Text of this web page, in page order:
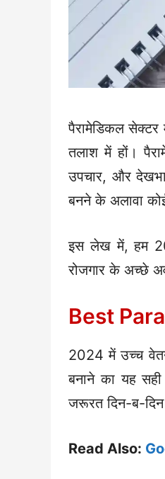
पैरामेडिकल
तलाश में हों।
उपचार, और
बनने के अलावा
इस लेख में, हम
रोजगार के अच्छे
Best
2024 में उच्च
बनाने का यह
जरूरत दिन-ब-दिन
Read Also: